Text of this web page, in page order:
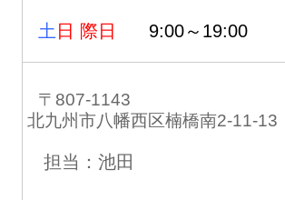
土 日 際日 9:00～19:00
〒807-1143
北九州市八幡西区楠橋南2-11-13
担当：池田